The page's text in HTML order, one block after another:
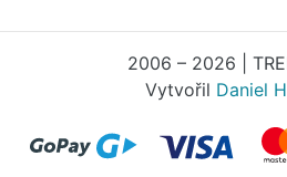
2006 – 2026 |
Vytvořil Daniel